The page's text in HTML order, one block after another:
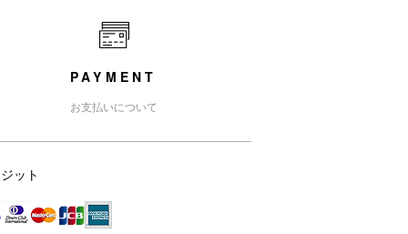
PAYMENT
お支払いについて
ット